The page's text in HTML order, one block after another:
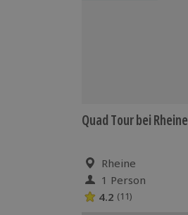
Quad Tour bei Rheine
Rheine
1 Person
4.2 (11)